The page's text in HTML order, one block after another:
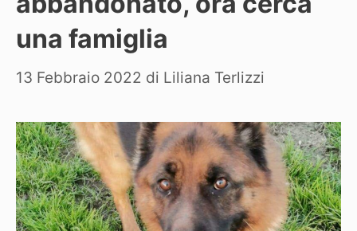
una famiglia
13 Febbraio 2022 di Liliana Terlizzi